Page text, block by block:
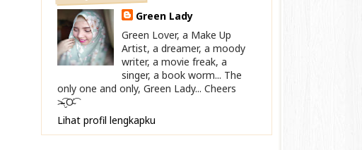
Green Lady
Green Lover, a Make Up
Artist, a dreamer, a moody
writer, a movie freak, a
singer, a book worm... The
only one and only, Green Lady... Cheers
>̴̴̴̴̴͡.̮Ơ̴͡
Lihat profil lengkapku